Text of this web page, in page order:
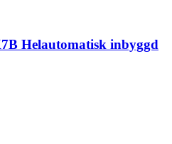
Helautomatisk inbyggd